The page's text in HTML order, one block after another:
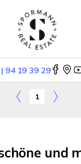
94 19 39 29
1
und